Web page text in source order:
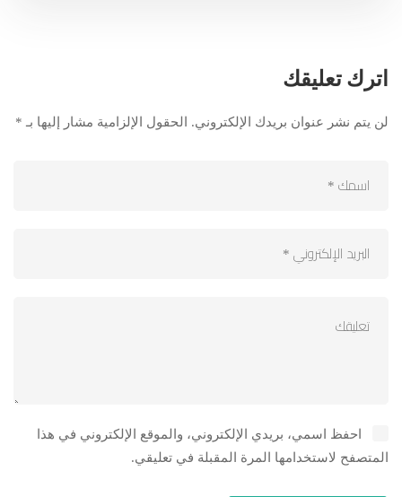
اترك تعليقك
لن يتم نشر عنوان بريدك الإلكتروني. الحقول الإلزامية مشار إليها بـ *
احفظ اسمي، بريدي الإلكتروني، والموقع الإلكتروني في هذا
المتصفح لاستخدامها المرة المقبلة في تعليقي.